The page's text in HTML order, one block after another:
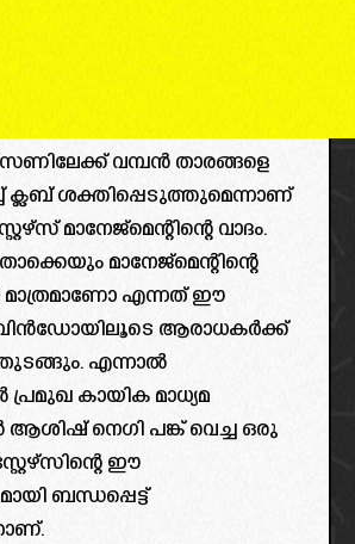
വമ്പൻ താരങ്ങളെ
ക്ലബ് ശക്തിപ്പെടുത്തുമെന്നാണ്
മാനേജ്‌മെന്റിന്റെ വാദം.
മാനേജ്‌മെന്റിന്റെ
മാത്രമാണോ എന്നത് ഈ
ആരാധകർക്ക്
തുടങ്ങും. എന്നാൽ
പ്രമുഖ കായിക മാധ്യമ
നെഗി പങ്ക് വെച്ച ഒരു
ഈ
ബന്ധപ്പെട്ട്